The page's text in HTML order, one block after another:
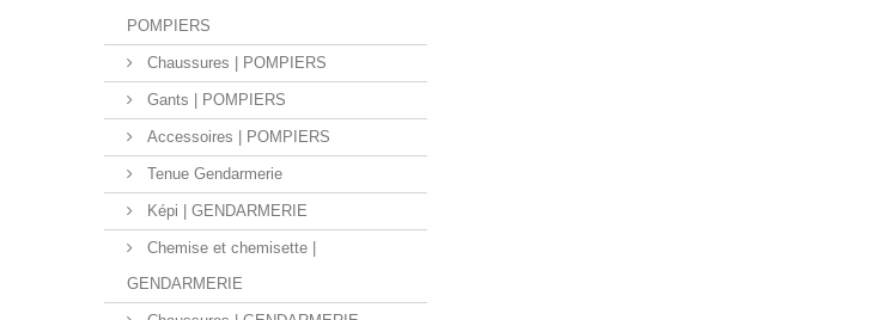
POMPIERS
Chaussures | POMPIERS
Gants | POMPIERS
Accessoires | POMPIERS
Tenue Gendarmerie
Képi | GENDARMERIE
Chemise et chemisette |
GENDARMERIE